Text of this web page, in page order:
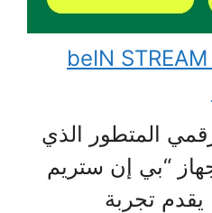
جهاز بي ان ستريم beIN STREAM
المتطور الذي
“بي إن ستريم
يقدم تجربة